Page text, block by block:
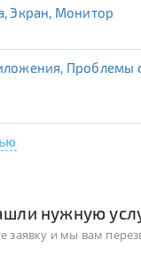
Экран, Монитор
Проблемы
нужную
заявку и мы вам